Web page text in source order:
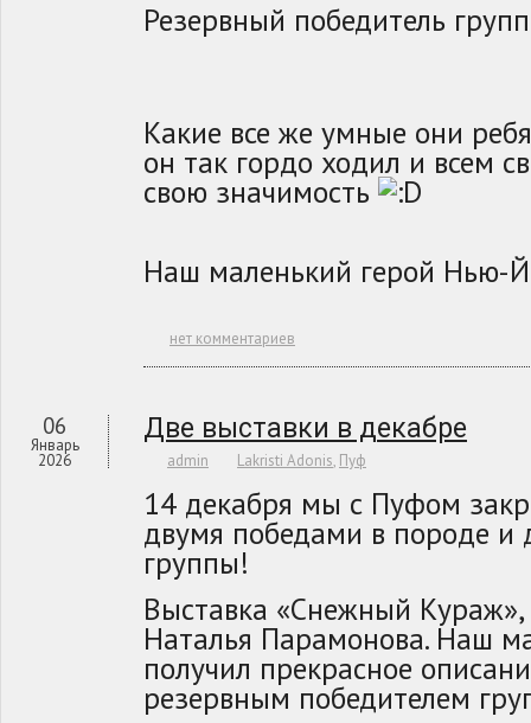
Резервный победитель
Какие все же умные они
он так гордо ходил и всем
свою значимость
Наш маленький герой Нью-
нет комментариев
06
Январь
2026
Две выставки в декабре
admin Lakristi Adonis, Пуф
14 декабря мы с Пуфом
двумя победами в породе и
группы!
Выставка «Снежный Кураж»,
Наталья Парамонова. Наш
получил прекрасное
резервным победителем